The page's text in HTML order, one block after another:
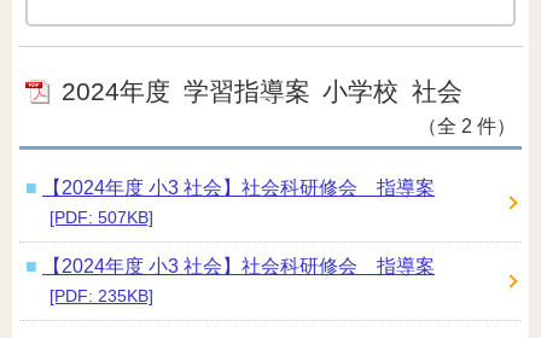
2024年度 学習指導案 小学校 社会
（全 2 件）
【2024年度 小3 社会】社会科研修会 指導案
[PDF: 507KB]
【2024年度 小3 社会】社会科研修会 指導案
[PDF: 235KB]